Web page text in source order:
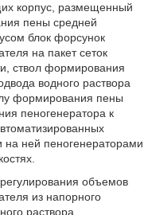
корпус, размещенный
пены средней
блок форсунок
на пакет сеток
ствол формирования
водного раствора
формирования пены
пеногенератора к
на ней пеногенераторами
объемов
из напорного
раствора